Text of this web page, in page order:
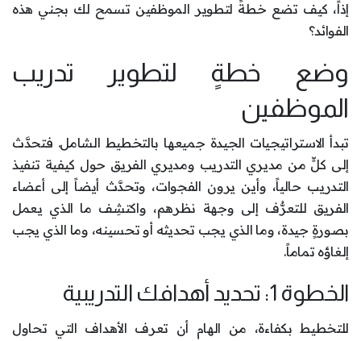
إذاً، كيف تضع خطةً لتطوير الموظفين تسمح لك بجني هذه
الفوائد؟
وضع خطةٍ لتطوير تدريب
الموظفين
تبدأ الاستراتيجيات الجيدة جميعها بالتخطيط الشامل. فتحدَّث
إلى كلٍّ من مديري التدريب ومديري الفريق حول كيفية تنفيذ
التدريب حالياً، وأين يرون الفجوات، وتحدَّث أيضاً إلى أعضاء
الفريق للتعرُّف إلى وجهة نظرهم، واكتشِف ما الذي يعمل
بصورةٍ جيدة، وما الذي يجب تحديثه أو تحسينه، وما الذي يجب
إلغاؤه تماماً.
الخطوة 1: تحديد أهدافك التدريبية
للتخطيط بكفاءة، من الهام أن تعرف الأهداف التي تحاول